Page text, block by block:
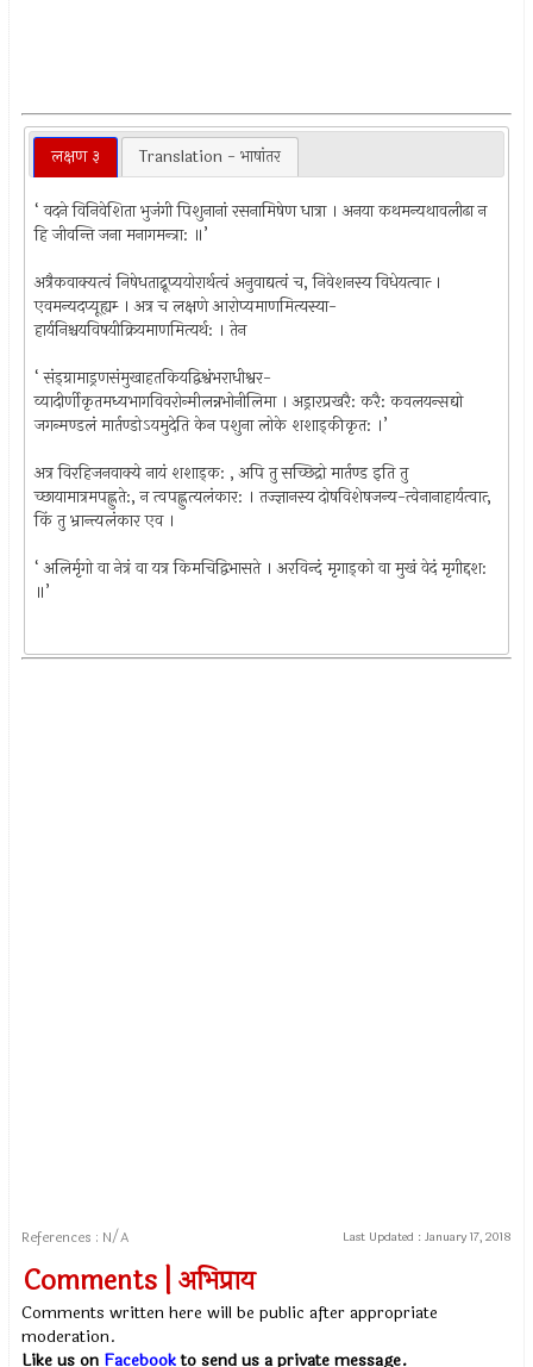
लक्षण ३ Translation - भाषांतर
‘ वदने विनिवेशिता भुजंगी पिशुनानां रसनामिषेण धात्रा । अनया कथमन्यथावलीढा न
हि जीवन्ति जना मनागमन्त्रा: ॥’
अत्रैकवाक्यत्वं निषेधताद्रूप्ययोरार्थत्वं अनुवाद्यत्वं च, निवेशनस्य विधेयत्वात्‍ ।
एवमन्यदप्यूह्यम्‍ । अत्र च लक्षणे आरोप्यमाणमित्यस्या-
हार्यनिश्चयविषयीक्रियमाणमित्यर्थ: । तेन
‘ संड्‍ग्रामाड्रणसंमुखाहतकियद्विश्वंभराधीश्वर-
व्यादीर्णीकृतमध्यभागविवरोन्मीलन्नभोनीलिमा । अड्रारप्रखरै: करै: कवलयन्सद्यो
जगन्मण्डलं मार्तण्डो‍ऽयमुदेति केन पशुना लोके शशाड्कीकृत: ।’
अत्र विरहिजनवाक्ये नायं शशाड्क: , अपि तु सच्छिद्रो मार्तण्ड इति तु
च्छायामात्रमपह्लुते:, न त्वपह्लुत्यलंकार: । तज्ज्ञानस्य दोषविशेषजन्य-त्वेनानाहार्यत्वात्‍,
किं तु भ्रान्त्यलंकार एव ।
‘ अलिर्मृगो वा नेत्रं वा यत्र किमचिद्विभासते । अरविन्दं मृगाड्को वा मुखं वेदं मृगीद्दश:
॥’
References : N/A Last Updated : January 17, 2018
Comments | अभिप्राय
Comments written here will be public after appropriate
moderation.
Like us on Facebookto send us a private message.